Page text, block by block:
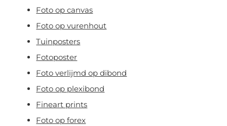
Foto op canvas
Foto op vurenhout
Tuinposters
Fotoposter
Foto verlijmd op dibond
Foto op plexibond
Fineart prints
Foto op forex